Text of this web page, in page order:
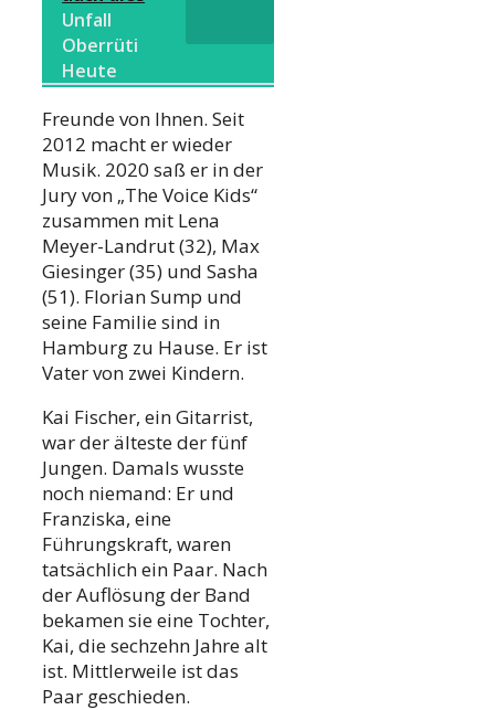
Unfall
Oberrüti
Heute
Freunde von Ihnen. Seit
2012 macht er wieder
Musik. 2020 saß er in der
Jury von „The Voice Kids“
zusammen mit Lena
Meyer-Landrut (32), Max
Giesinger (35) und Sasha
(51). Florian Sump und
seine Familie sind in
Hamburg zu Hause. Er ist
Vater von zwei Kindern.
Kai Fischer, ein Gitarrist,
war der älteste der fünf
Jungen. Damals wusste
noch niemand: Er und
Franziska, eine
Führungskraft, waren
tatsächlich ein Paar. Nach
der Auflösung der Band
bekamen sie eine Tochter,
Kai, die sechzehn Jahre alt
ist. Mittlerweile ist das
Paar geschieden.